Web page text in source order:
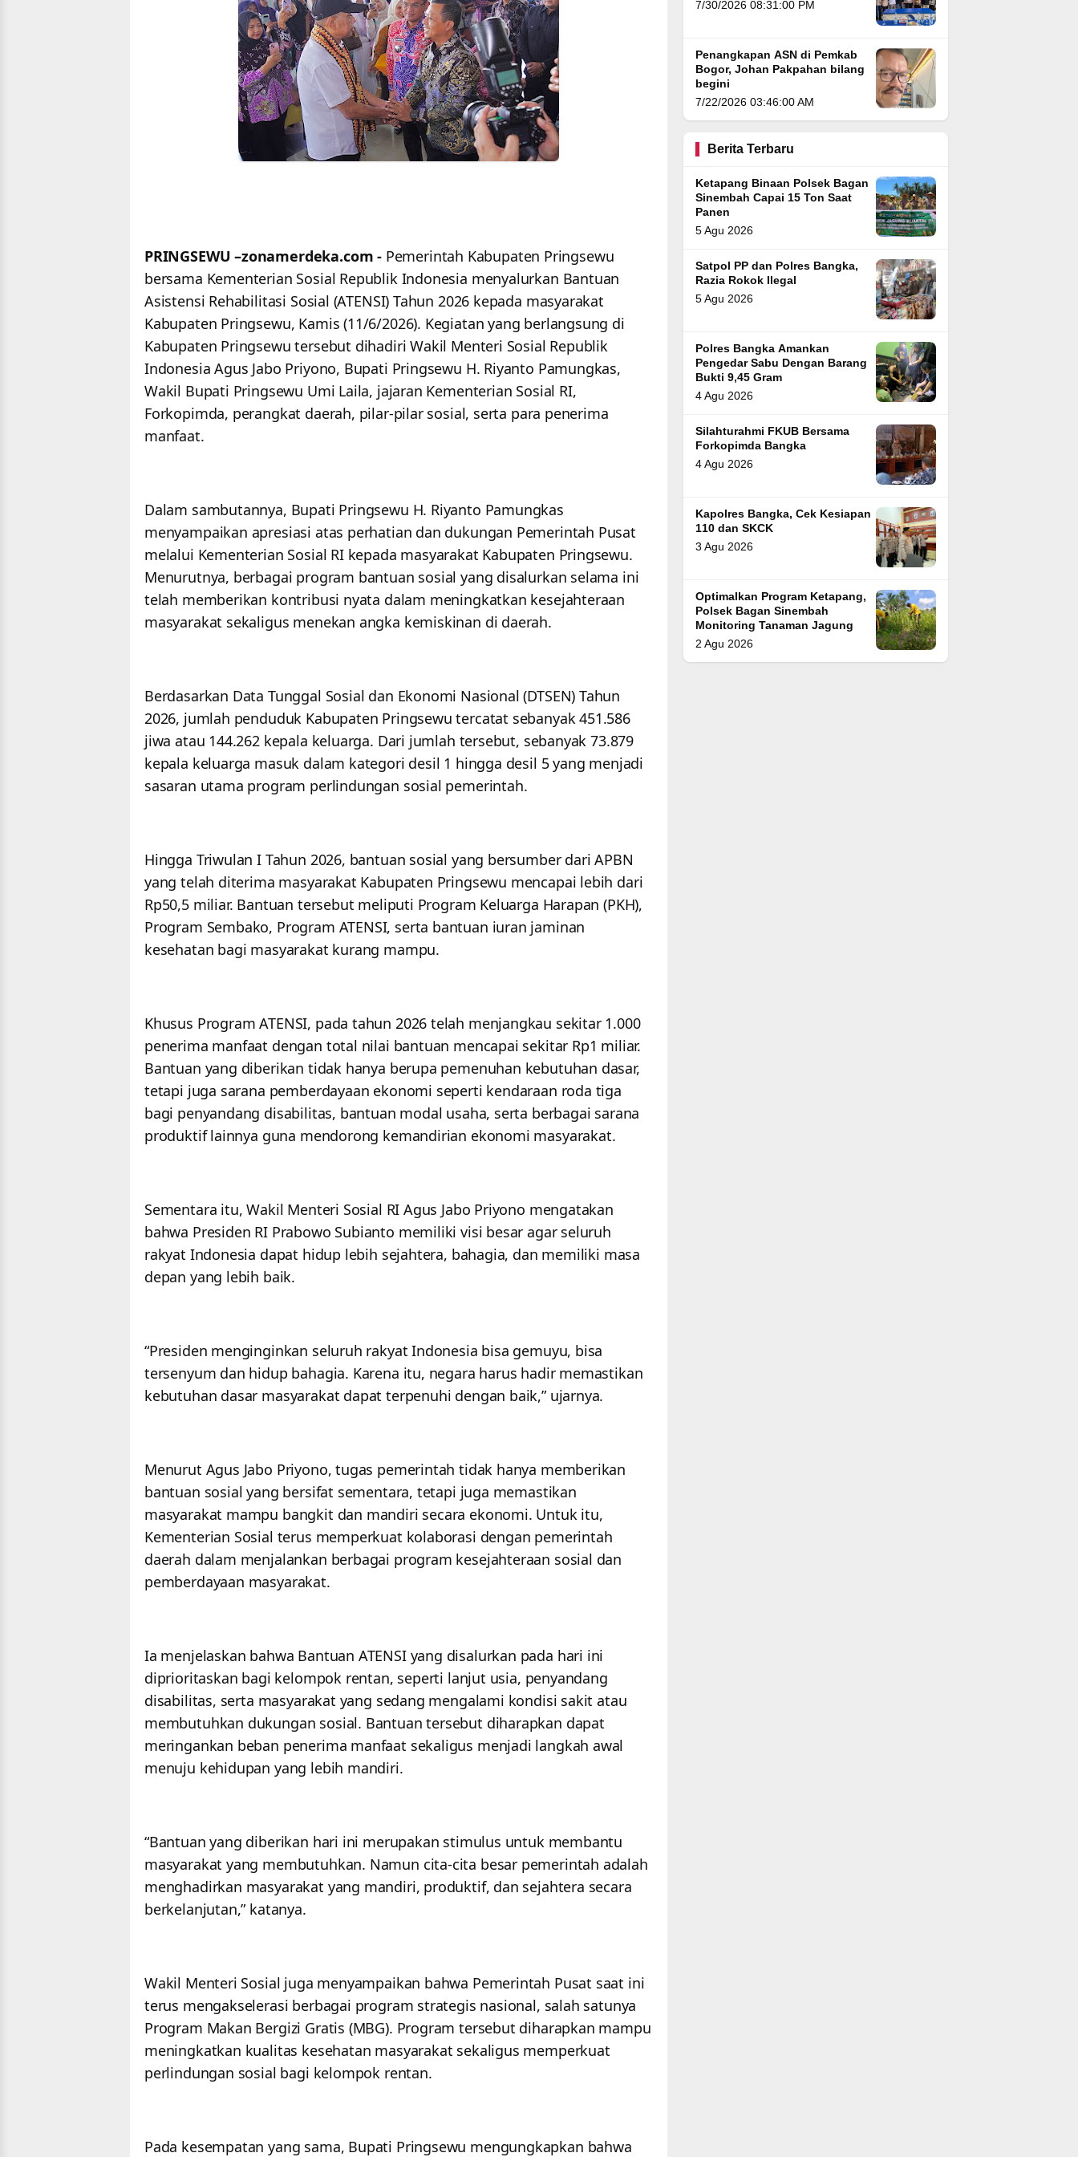
PRINGSEWU –zonamerdeka.com - Pemerintah Kabupaten Pringsewu
bersama Kementerian Sosial Republik Indonesia menyalurkan Bantuan
Asistensi Rehabilitasi Sosial (ATENSI) Tahun 2026 kepada masyarakat
Kabupaten Pringsewu, Kamis (11/6/2026). Kegiatan yang berlangsung di
Kabupaten Pringsewu tersebut dihadiri Wakil Menteri Sosial Republik
Indonesia Agus Jabo Priyono, Bupati Pringsewu H. Riyanto Pamungkas,
Wakil Bupati Pringsewu Umi Laila, jajaran Kementerian Sosial RI,
Forkopimda, perangkat daerah, pilar-pilar sosial, serta para penerima
manfaat.
Dalam sambutannya, Bupati Pringsewu H. Riyanto Pamungkas
menyampaikan apresiasi atas perhatian dan dukungan Pemerintah Pusat
melalui Kementerian Sosial RI kepada masyarakat Kabupaten Pringsewu.
Menurutnya, berbagai program bantuan sosial yang disalurkan selama ini
telah memberikan kontribusi nyata dalam meningkatkan kesejahteraan
masyarakat sekaligus menekan angka kemiskinan di daerah.
Berdasarkan Data Tunggal Sosial dan Ekonomi Nasional (DTSEN) Tahun
2026, jumlah penduduk Kabupaten Pringsewu tercatat sebanyak 451.586
jiwa atau 144.262 kepala keluarga. Dari jumlah tersebut, sebanyak 73.879
kepala keluarga masuk dalam kategori desil 1 hingga desil 5 yang menjadi
sasaran utama program perlindungan sosial pemerintah.
Hingga Triwulan I Tahun 2026, bantuan sosial yang bersumber dari APBN
yang telah diterima masyarakat Kabupaten Pringsewu mencapai lebih dari
Rp50,5 miliar. Bantuan tersebut meliputi Program Keluarga Harapan (PKH),
Program Sembako, Program ATENSI, serta bantuan iuran jaminan
kesehatan bagi masyarakat kurang mampu.
Khusus Program ATENSI, pada tahun 2026 telah menjangkau sekitar 1.000
penerima manfaat dengan total nilai bantuan mencapai sekitar Rp1 miliar.
Bantuan yang diberikan tidak hanya berupa pemenuhan kebutuhan dasar,
tetapi juga sarana pemberdayaan ekonomi seperti kendaraan roda tiga
bagi penyandang disabilitas, bantuan modal usaha, serta berbagai sarana
produktif lainnya guna mendorong kemandirian ekonomi masyarakat.
Sementara itu, Wakil Menteri Sosial RI Agus Jabo Priyono mengatakan
bahwa Presiden RI Prabowo Subianto memiliki visi besar agar seluruh
rakyat Indonesia dapat hidup lebih sejahtera, bahagia, dan memiliki masa
depan yang lebih baik.
“Presiden menginginkan seluruh rakyat Indonesia bisa gemuyu, bisa
tersenyum dan hidup bahagia. Karena itu, negara harus hadir memastikan
kebutuhan dasar masyarakat dapat terpenuhi dengan baik,” ujarnya.
Menurut Agus Jabo Priyono, tugas pemerintah tidak hanya memberikan
bantuan sosial yang bersifat sementara, tetapi juga memastikan
masyarakat mampu bangkit dan mandiri secara ekonomi. Untuk itu,
Kementerian Sosial terus memperkuat kolaborasi dengan pemerintah
daerah dalam menjalankan berbagai program kesejahteraan sosial dan
pemberdayaan masyarakat.
Ia menjelaskan bahwa Bantuan ATENSI yang disalurkan pada hari ini
diprioritaskan bagi kelompok rentan, seperti lanjut usia, penyandang
disabilitas, serta masyarakat yang sedang mengalami kondisi sakit atau
membutuhkan dukungan sosial. Bantuan tersebut diharapkan dapat
meringankan beban penerima manfaat sekaligus menjadi langkah awal
menuju kehidupan yang lebih mandiri.
“Bantuan yang diberikan hari ini merupakan stimulus untuk membantu
masyarakat yang membutuhkan. Namun cita-cita besar pemerintah adalah
menghadirkan masyarakat yang mandiri, produktif, dan sejahtera secara
berkelanjutan,” katanya.
Wakil Menteri Sosial juga menyampaikan bahwa Pemerintah Pusat saat ini
terus mengakselerasi berbagai program strategis nasional, salah satunya
Program Makan Bergizi Gratis (MBG). Program tersebut diharapkan mampu
meningkatkan kualitas kesehatan masyarakat sekaligus memperkuat
perlindungan sosial bagi kelompok rentan.
Pada kesempatan yang sama, Bupati Pringsewu mengungkapkan bahwa
7/30/2026 08:31:00 PM
Penangkapan ASN di Pemkab
Bogor, Johan Pakpahan bilang
begini
7/22/2026 03:46:00 AM
Berita Terbaru
Ketapang Binaan Polsek Bagan
Sinembah Capai 15 Ton Saat
Panen
5 Agu 2026
Satpol PP dan Polres Bangka,
Razia Rokok Ilegal
5 Agu 2026
Polres Bangka Amankan
Pengedar Sabu Dengan Barang
Bukti 9,45 Gram
4 Agu 2026
Silahturahmi FKUB Bersama
Forkopimda Bangka
4 Agu 2026
Kapolres Bangka, Cek Kesiapan
110 dan SKCK
3 Agu 2026
Optimalkan Program Ketapang,
Polsek Bagan Sinembah
Monitoring Tanaman Jagung
2 Agu 2026